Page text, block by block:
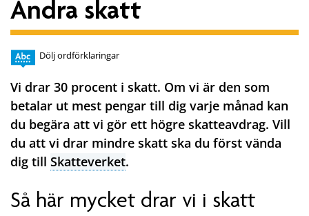
Ändra skatt
Dölj ordförklaringar
Vi drar 30 procent i skatt. Om vi är den som
betalar ut mest pengar till dig varje månad kan
du begära att vi gör ett högre skatteavdrag. Vill
du att vi drar mindre skatt ska du först vända
dig till Skatteverket.
Så här mycket drar vi i skatt